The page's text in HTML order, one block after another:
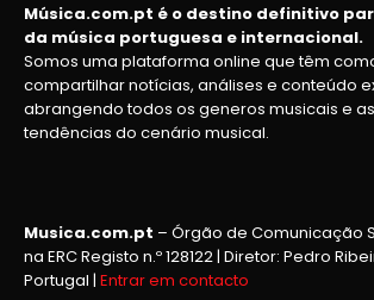
Música.com.pt é o destino definitivo
da música portuguesa e internacional.
Somos uma plataforma online que têm
compartilhar notícias, análises e conteúdo
abrangendo todos os generos musicais e
tendências do cenário musical.
Musica.com.pt – Órgão de Comunicação
na ERC Registo n.º 128122 | Diretor: Pedro
Portugal | Entrar em contacto